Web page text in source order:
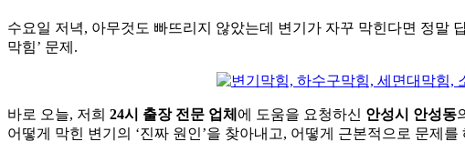
수요일 저녁, 아무것도 빠뜨리지 않았는데 변기가 자꾸 막힌다면 정말
막힘’ 문제.
바로 오늘, 저희 24시 출장 전문 업체 에 도움을 요청하신 안성시 안성동
어떻게 막힌 변기의 ‘진짜 원인’을 찾아내고, 어떻게 근본적으로 문제